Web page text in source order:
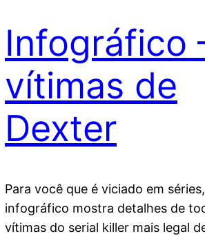
Infográfico
vítimas de
Dexter
Para você que é viciado em
infográfico mostra detalhes de
vítimas do serial killer mais legal